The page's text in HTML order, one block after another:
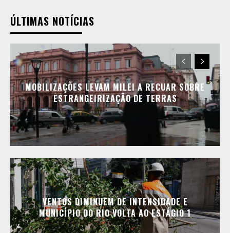
ÚLTIMAS NOTÍCIAS
MOBILIZAÇÕES LEVAM MILEI A RECUAR SOBRE
ESTRANGEIRIZAÇÃO DE TERRAS
VENTOS DIMINUEM DE INTENSIDADE E
MUNICÍPIO DO RIO VOLTA AO ESTÁGIO 1